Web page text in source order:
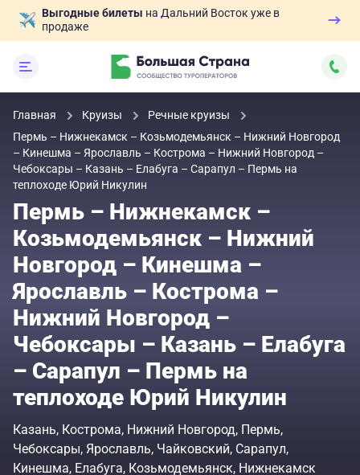
Выгодные билеты на Дальний Восток уже в
продаже
Главная Круизы
Речные круизы
Пермь – Нижнекамск – Козьмодемьянск – Нижний Новгород
– Кинешма – Ярославль – Кострома – Нижний Новгород –
Чебоксары – Казань – Елабуга – Сарапул – Пермь на
теплоходе Юрий Никулин
Пермь – Нижнекамск –
Козьмодемьянск – Нижний
Новгород – Кинешма –
Ярославль – Кострома –
Нижний Новгород –
Чебоксары – Казань – Елабуга
– Сарапул – Пермь на
теплоходе Юрий Никулин
Казань Кострома Нижний Новгород Пермь
Чебоксары Ярославль Чайковский Сарапул
Кинешма Елабуга Козьмодемьянск Нижнекамск